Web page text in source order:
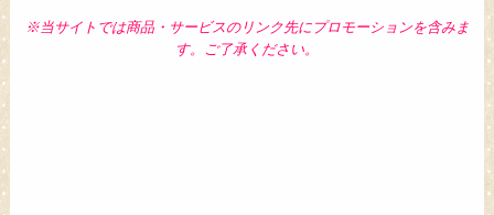
※当サイトでは商品・サービスのリンク先にプロモーションを含みま
す。ご了承ください。